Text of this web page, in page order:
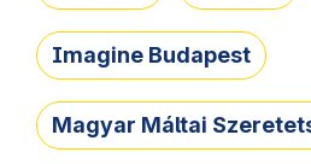
Imagine Budapest
Magyar Máltai